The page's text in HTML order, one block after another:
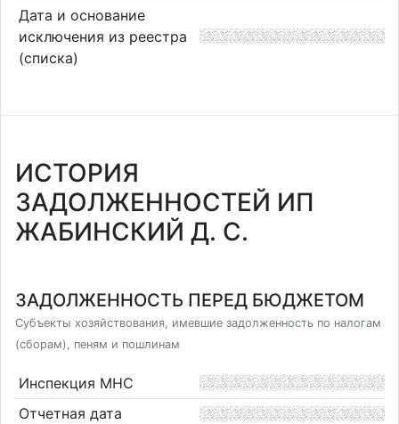
Дата и основание
исключения из реестра
(списка)
ИСТОРИЯ
ЗАДОЛЖЕННОСТЕЙ ИП
ЖАБИНСКИЙ Д. С.
ЗАДОЛЖЕННОСТЬ ПЕРЕД БЮДЖЕТОМ
Субъекты хозяйствования, имевшие задолженность по налогам
(сборам), пеням и пошлинам
Инспекция МНС
Отчетная дата